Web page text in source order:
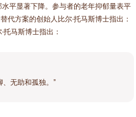
平显著下降。参与者的老年抑郁量表平
代方案的创始人比尔·托马斯博士指出：
托马斯博士指出：
、无助和孤独。”